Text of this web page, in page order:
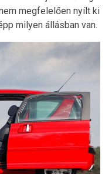
megfelelően nyílt ki
milyen állásban van.